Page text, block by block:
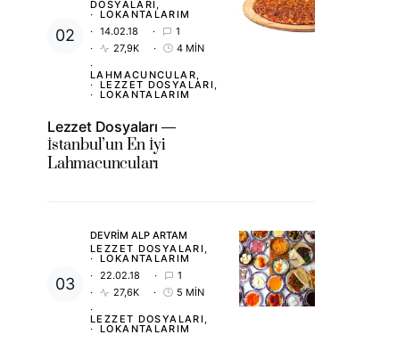
DOSYALARI
LOKANTALARIM
14.02.18
1
27,9K
4 MIN
LAHMACUNCULAR
LEZZET DOSYALARI
LOKANTALARIM
Lezzet Dosyaları
İstanbul’un En İyi
Lahmacuncuları
DEVRIM ALP ARTAM
LEZZET DOSYALARI
LOKANTALARIM
22.02.18
1
27,6K
5 MIN
LEZZET DOSYALARI
LOKANTALARIM